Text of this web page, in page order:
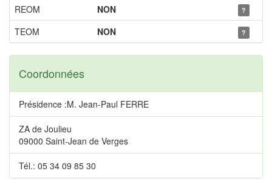
REOM
NON ?
TEOM NON ?
Coordonnées
Présidence :M. Jean-Paul FERRE
ZA de Joulieu
09000 Saint-Jean de Verges
Tél.: 05 34 09 85 30